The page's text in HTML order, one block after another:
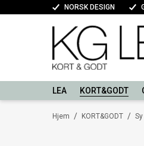
NORSK DESIGN
LEA KORT&GODT
/
Hjem /
KORT&GODT